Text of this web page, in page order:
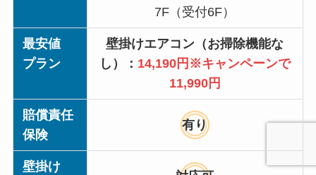
7F（受付6F）
最安値
プラン
壁掛けエアコン（お掃除機能な
し）： 14,190円※キャンペーンで
11,990円
賠償責任
保険
有り
壁掛け